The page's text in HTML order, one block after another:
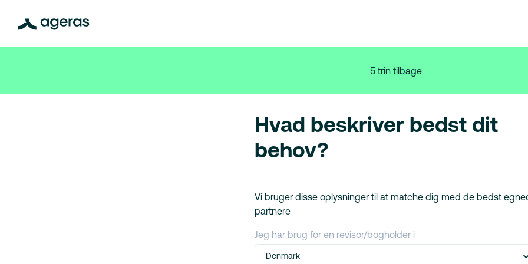
5 trin tilbage
Hvad beskriver bedst dit
behov?
Vi bruger disse oplysninger til at matche dig med de bedst
partnere
Jeg har brug for en revisor/bogholder i
Denmark